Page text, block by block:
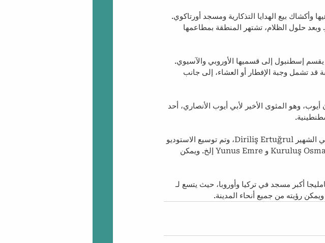
وأكشاك بيع الهدايا التذكارية ومسجد أورتاكوي.
حلول الظلام، تشتهر المنطقة بمطاعمها
إسطنبول إلى قسميها الأوروبي والآسيوي.
تشمل وجبة الإفطار أو العشاء، إلى جانب
وهو المثوى الأخير لأبي أيوب الأنصاري، أحد
استوديو بوزداغ: تم بناؤه عام 2014 لتصوير المسلسل التلفزيوني التركي الشهير Diriliş Ertuğrul، وتم توسيع الاستوديو
في عام 2017. ويستضيف الآن مسلسلات تلفزيونية تركية أخرى مثل Kuruluş Osman و Yunus Emre إلخ. ويمكن
تشييده في عام 2019، ويعد مسجد تشامليجا أكبر مسجد في تركيا وأوروبا، حيث يتسع لـ